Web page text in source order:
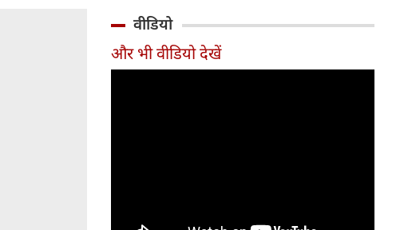
मंगल का यह गोचर अत्यंत
शक्तिशाली और शुभ फलदायी माना
जा रहा है।
बदलाव देखने को मिलेंगे और उनके
लिए लाभ के योग बनेंगे।
वीडियो
और भी वीडियो देखें